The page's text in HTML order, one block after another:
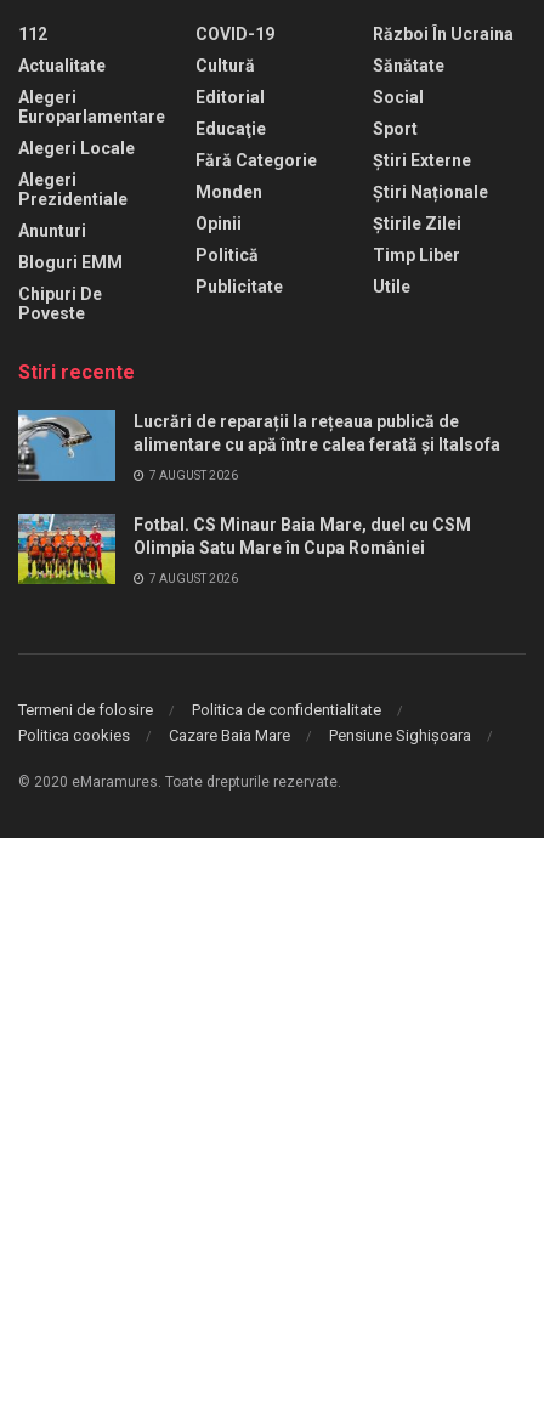
112
Actualitate
Alegeri
Europarlamentare
Alegeri Locale
Alegeri
Prezidentiale
Anunturi
Bloguri EMM
Chipuri De
Poveste
COVID-19
Cultură
Editorial
Educaţie
Fără Categorie
Monden
Opinii
Politică
Publicitate
Război În Ucraina
Sănătate
Social
Sport
Știri Externe
Știri Naționale
Știrile Zilei
Timp Liber
Utile
Stiri recente
Lucrări de reparații la rețeaua publică de
alimentare cu apă între calea ferată și Italsofa
7 AUGUST 2026
Fotbal. CS Minaur Baia Mare, duel cu CSM
Olimpia Satu Mare în Cupa României
7 AUGUST 2026
Termeni de folosire
Politica de confidentialitate
Politica cookies
Cazare Baia Mare Pensiune Sighișoara
© 2020 eMaramures. Toate drepturile rezervate.